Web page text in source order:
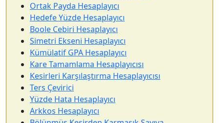
Ortak Payda Hesaplayıcı
Hedefe Yüzde Hesaplayıcı
Boole Cebiri Hesaplayıcı
Simetri Ekseni Hesaplayıcı
Kümülatif GPA Hesaplayıcı
Kare Tamamlama Hesaplayıcısı
Kesirleri Karşılaştırma Hesaplayıcısı
Ters Çevirici
Yüzde Hata Hesaplayıcı
Arkkos Hesaplayıcı